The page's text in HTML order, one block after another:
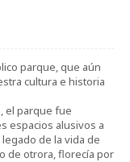
parque, que aún
cultura e historia
el parque fue
espacios alusivos a
de la vida de
de otrora, florecía por